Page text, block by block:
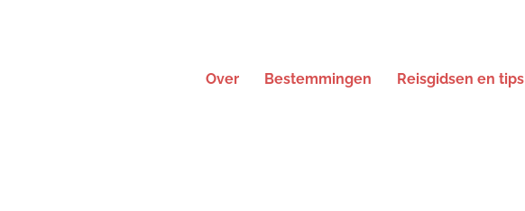
Over Bestemmingen Reisgidsen en tips